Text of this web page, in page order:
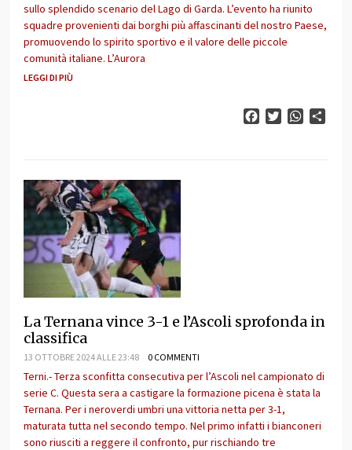
sullo splendido scenario del Lago di Garda. L’evento ha riunito
squadre provenienti dai borghi più affascinanti del nostro Paese,
promuovendo lo spirito sportivo e il valore delle piccole
comunità italiane. L’Aurora
LEGGI DI PIÙ
FacebookTwitter
La Ternana vince 3-1 e l’Ascoli sprofonda in
classifica
13 OTTOBRE 2024 ALLE 23:48 0 COMMENTI
Terni.- Terza sconfitta consecutiva per l’Ascoli nel campionato di
serie C. Questa sera a castigare la formazione picena è stata la
Ternana. Per i neroverdi umbri una vittoria netta per 3-1,
maturata tutta nel secondo tempo. Nel primo infatti i bianconeri
sono riusciti a reggere il confronto, pur rischiando tre